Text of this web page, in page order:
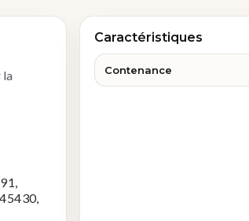
la
Caractéristiques
Contenance